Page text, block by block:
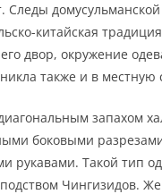
Следы
китайская
двор, окружение
также и в местную
запахом
боковыми
рукавами. Такой тип
Чингизидов.